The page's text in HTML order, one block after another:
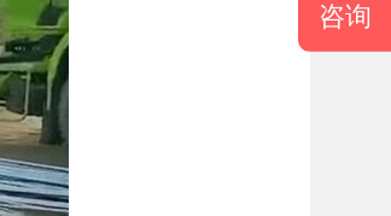
咨询